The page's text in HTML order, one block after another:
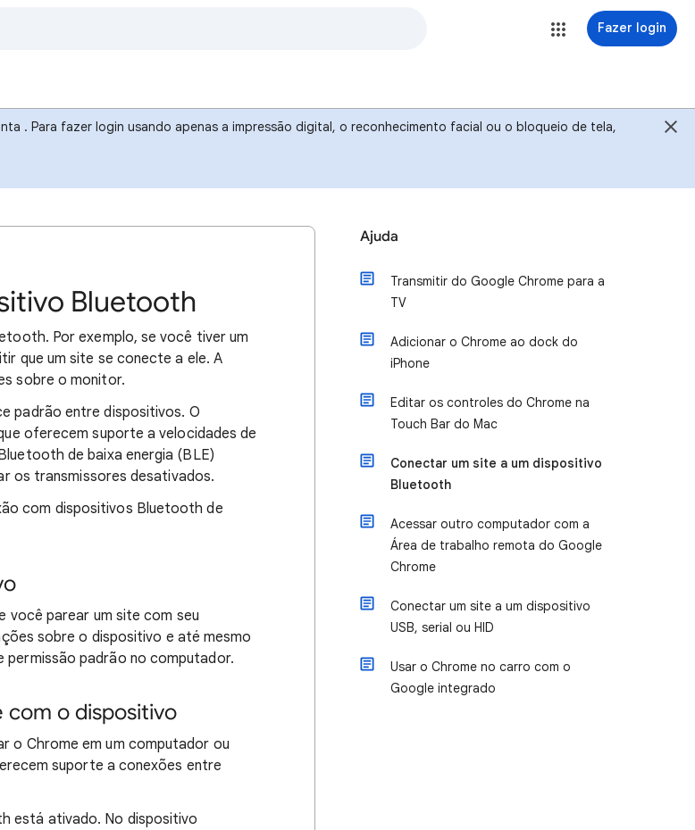
Fazer login
. Para fazer login usando apenas a impressão digital, o reconhecimento facial ou o bloqueio de tela,
Bluetooth
Por exemplo, se você tiver um
que um site se conecte a ele. A
sobre o monitor.
padrão entre dispositivos. O
oferecem suporte a velocidades de
de baixa energia (BLE)
os transmissores desativados.
com dispositivos Bluetooth de
você parear um site com seu
sobre o dispositivo e até mesmo
permissão padrão no computador.
com o dispositivo
o Chrome em um computador ou
suporte a conexões entre
está ativado. No dispositivo
Ajuda
Transmitir do Google Chrome para a
TV
Adicionar o Chrome ao dock do
iPhone
Editar os controles do Chrome na
Touch Bar do Mac
Conectar um site a um dispositivo
Bluetooth
Acessar outro computador com a
Área de trabalho remota do Google
Chrome
Conectar um site a um dispositivo
USB, serial ou HID
Usar o Chrome no carro com o
Google integrado